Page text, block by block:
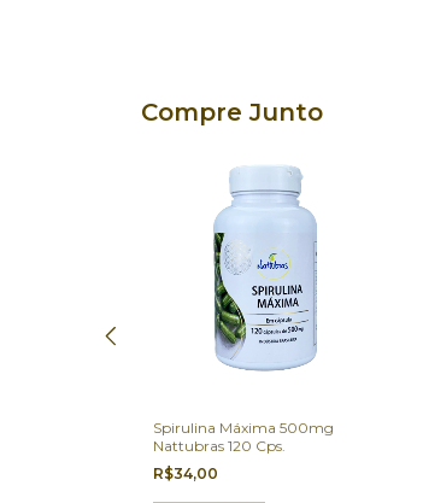
Compre Junto
Spirulina Máxima 500mg
Nattubras 120 Cps.
R$34,00